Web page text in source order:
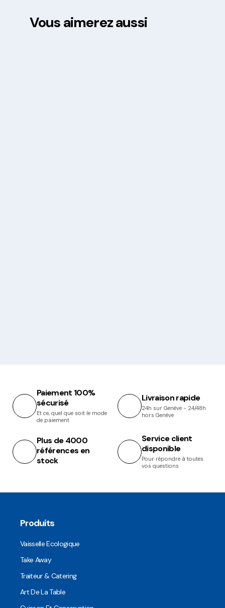
Vous aimerez aussi
Paiement 100%
sécurisé
Et ce, quel que soit le mode
de paiement
Livraison rapide
24h sur Genève - 24/48h
hors Genève
Plus de 4000
références en
stock
Service client
disponible
Pour répondre à toutes
vos questions
Produits
Vaisselle Ecologique
Take Away
Traiteur & Catering
Art De La Table